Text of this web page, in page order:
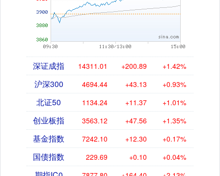
深证成指 14311.01 +200.89 +1.42%
沪深300 4694.44 +43.13 +0.93%
北证50 1134.24 +11.37 +1.01%
创业板指 3563.12 +47.56 +1.35%
基金指数 7242.10 +12.30 +0.17%
国债指数 229.69 +0.10 +0.04%